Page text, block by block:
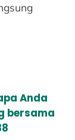
Anda
bersama